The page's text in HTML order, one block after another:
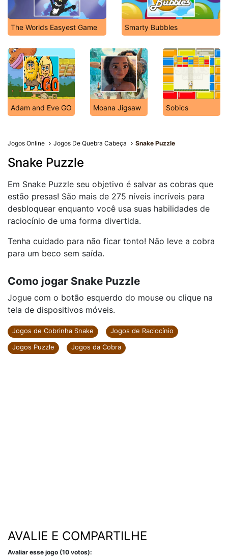
The Worlds Easyest Game Smarty Bubbles
Adam and Eve GO Moana Jigsaw Sobics
Jogos Online Jogos De Quebra Cabeça Snake Puzzle
Snake Puzzle
Em Snake Puzzle seu objetivo é salvar as cobras que
estão presas! São mais de 275 níveis incríveis para
desbloquear enquanto você usa suas habilidades de
raciocínio de uma forma divertida.
Tenha cuidado para não ficar tonto! Não leve a cobra
para um beco sem saída.
Como jogar Snake Puzzle
Jogue com o botão esquerdo do mouse ou clique na
tela de dispositivos móveis.
Jogos de Cobrinha Snake
Jogos de Raciocínio
Jogos Puzzle
Jogos da Cobra
AVALIE E COMPARTILHE
Avaliar esse jogo (10 votos):